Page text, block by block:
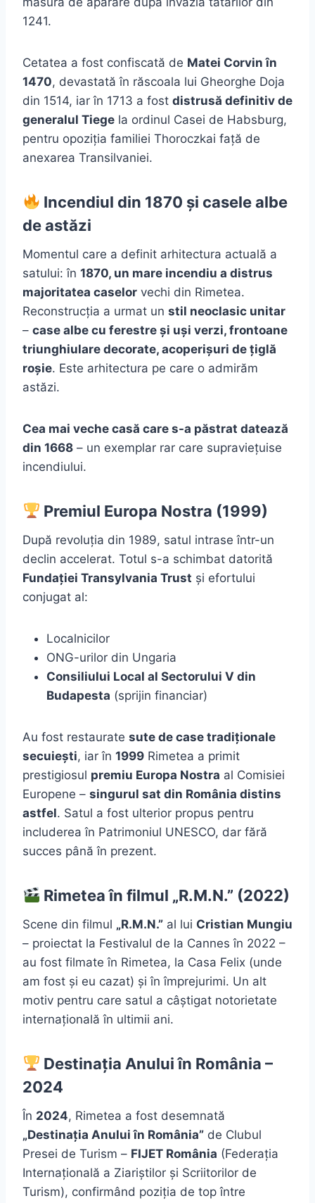
1241.
Cetatea a fost confiscată de Matei Corvin în
1470, devastată în răscoala lui Gheorghe Doja
din 1514, iar în 1713 a fost distrusă definitiv de
generalul Tiege la ordinul Casei de Habsburg,
pentru opoziția familiei Thoroczkai față de
anexarea Transilvaniei.
Incendiul din 1870 și casele albe
de astăzi
Momentul care a definit arhitectura actuală a
satului: în 1870, un mare incendiu a distrus
majoritatea caselor vechi din Rimetea.
Reconstrucția a urmat un stil neoclasic unitar
– case albe cu ferestre și uși verzi, frontoane
triunghiulare decorate, acoperișuri de țiglă
roșie. Este arhitectura pe care o admirăm
astăzi.
Cea mai veche casă care s-a păstrat datează
din 1668 – un exemplar rar care supraviețuise
incendiului.
Premiul Europa Nostra (1999)
După revoluția din 1989, satul intrase într-un
declin accelerat. Totul s-a schimbat datorită
Fundației Transylvania Trust și efortului
conjugat al:
Localnicilor
ONG-urilor din Ungaria
Consiliului Local al Sectorului V din
Budapesta (sprijin financiar)
Au fost restaurate sute de case tradiționale
secuiești, iar în 1999 Rimetea a primit
prestigiosul premiu Europa Nostra al Comisiei
Europene – singurul sat din România distins
astfel. Satul a fost ulterior propus pentru
includerea în Patrimoniul UNESCO, dar fără
succes până în prezent.
Rimetea în filmul „R.M.N.” (2022)
Scene din filmul „R.M.N.” al lui Cristian Mungiu
– proiectat la Festivalul de la Cannes în 2022 –
au fost filmate în Rimetea, la Casa Felix (unde
am fost și eu cazat) și în împrejurimi. Un alt
motiv pentru care satul a câștigat notorietate
internațională în ultimii ani.
Destinația Anului în România –
2024
În 2024, Rimetea a fost desemnată
„Destinația Anului în România” de Clubul
Presei de Turism – FIJET România (Federația
Internațională a Ziariștilor și Scriitorilor de
Turism), confirmând poziția de top între